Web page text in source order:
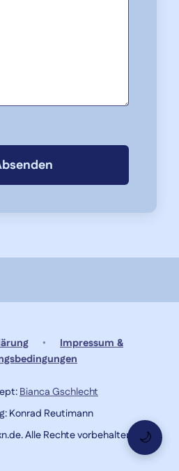
•
Impressum &
Bianca Gschlecht
Konrad Reutimann
Alle Rechte vorbehalten.
🌙